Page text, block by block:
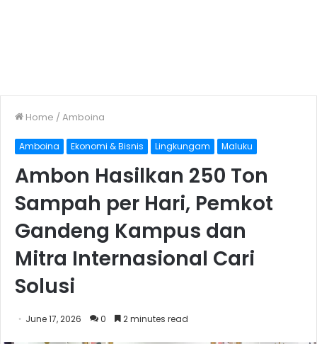
Home /Amboina
Amboina Ekonomi & Bisnis Lingkungam Maluku
Ambon Hasilkan 250 Ton
Sampah per Hari, Pemkot
Gandeng Kampus dan
Mitra Internasional Cari
Solusi
June 17, 2026 0 2 minutes read